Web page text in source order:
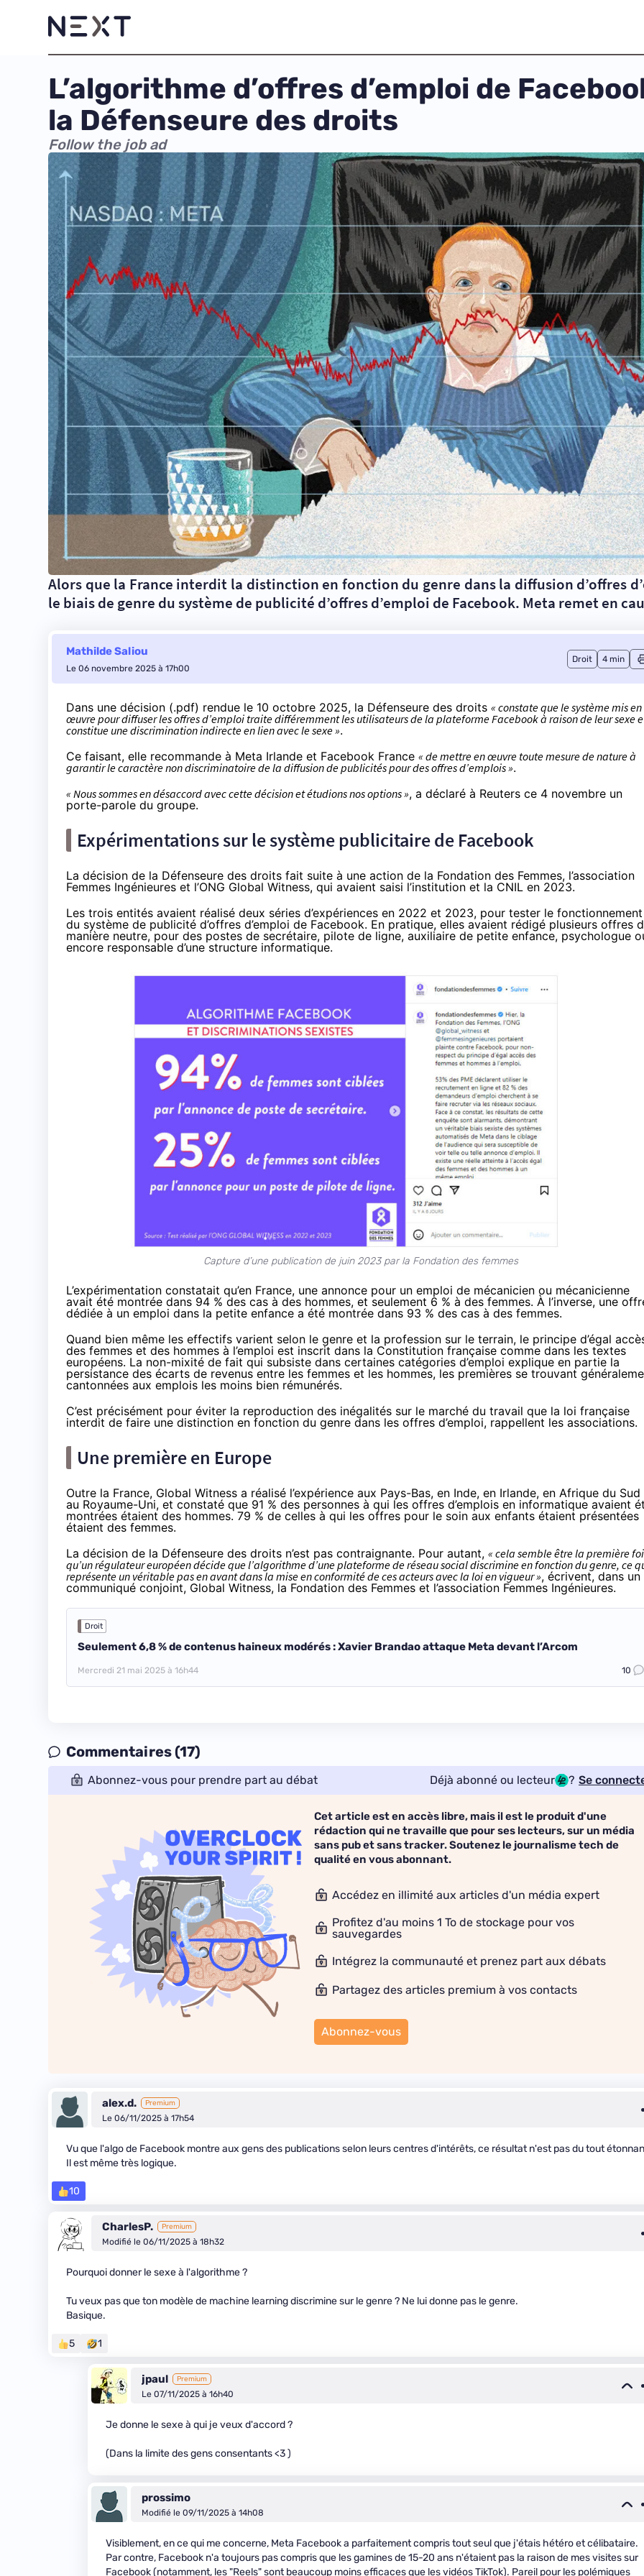
L’algorithme d’offres d’emploi de
la Défenseure des droits
Follow the job ad
Alors que la France interdit la distinction en fonction du genre dans la diffusion d’offres
le biais de genre du système de publicité d’offres d’emploi de Facebook. Meta remet en
Mathilde Saliou
Le 06 novembre 2025 à 17h00
Droit 4 min
Dans une décision (.pdf) rendue le 10 octobre 2025, la Défenseure des droits « constate que le système mis en
œuvre pour diffuser les offres d’emploi traite différemment les utilisateurs de la plateforme Facebook à raison de leur sexe
constitue une discrimination indirecte en lien avec le sexe ».
Ce faisant, elle recommande à Meta Irlande et Facebook France « de mettre en œuvre toute mesure de nature à
garantir le caractère non discriminatoire de la diffusion de publicités pour des offres d’emplois ».
« Nous sommes en désaccord avec cette décision et étudions nos options », a déclaré à Reuters ce 4 novembre un
porte-parole du groupe.
Expérimentations sur le système publicitaire de Facebook
La décision de la Défenseure des droits fait suite à une action de la Fondation des Femmes, l’association
Femmes Ingénieures et l’ONG Global Witness, qui avaient saisi l’institution et la CNIL en 2023.
Les trois entités avaient réalisé deux séries d’expériences en 2022 et 2023, pour tester le fonctionnement
du système de publicité d’offres d’emploi de Facebook. En pratique, elles avaient rédigé plusieurs offres
manière neutre, pour des postes de secrétaire, pilote de ligne, auxiliaire de petite enfance, psychologue
encore responsable d’une structure informatique.
Capture d’une publication de juin 2023 par la Fondation des femmes
L’expérimentation constatait qu’en France, une annonce pour un emploi de mécanicien ou mécanicienne
avait été montrée dans 94 % des cas à des hommes, et seulement 6 % à des femmes. À l’inverse, une
dédiée à un emploi dans la petite enfance a été montrée dans 93 % des cas à des femmes.
Quand bien même les effectifs varient selon le genre et la profession sur le terrain, le principe d’égal
des femmes et des hommes à l’emploi est inscrit dans la Constitution française comme dans les textes
européens. La non-mixité de fait qui subsiste dans certaines catégories d’emploi explique en partie la
persistance des écarts de revenus entre les femmes et les hommes, les premières se trouvant
cantonnées aux emplois les moins bien rémunérés.
C’est précisément pour éviter la reproduction des inégalités sur le marché du travail que la loi française
interdit de faire une distinction en fonction du genre dans les offres d’emploi, rappellent les associations.
Une première en Europe
Outre la France, Global Witness a réalisé l’expérience aux Pays-Bas, en Inde, en Irlande, en Afrique du Sud
au Royaume-Uni, et constaté que 91 % des personnes à qui les offres d’emplois en informatique avaient
montrées étaient des hommes. 79 % de celles à qui les offres pour le soin aux enfants étaient présentées
étaient des femmes.
La décision de la Défenseure des droits n’est pas contraignante. Pour autant, « cela semble être la première
qu’un régulateur européen décide que l’algorithme d’une plateforme de réseau social discrimine en fonction du genre, ce
représente un véritable pas en avant dans la mise en conformité de ces acteurs avec la loi en vigueur », écrivent, dans un
communiqué conjoint, Global Witness, la Fondation des Femmes et l’association Femmes Ingénieures.
Droit
Seulement 6,8 % de contenus haineux modérés : Xavier Brandao attaque Meta devant l’Arcom
Mercredi 21 mai 2025 à 16h44 10
Commentaires (17)
Abonnez-vous pour prendre part au débat Déjà abonné ou lecteur ? Se
Cet article est en accès libre, mais il est le produit d'une
rédaction qui ne travaille que pour ses lecteurs, sur un média
sans pub et sans tracker. Soutenez le journalisme tech de
qualité en vous abonnant.
Accédez en illimité aux articles d'un média expert
Profitez d'au moins 1 To de stockage pour vos
sauvegardes
Intégrez la communauté et prenez part aux débats
Partagez des articles premium à vos contacts
Abonnez-vous
alex.d. Premium
Le 06/11/2025 à 17h54
Vu que l'algo de Facebook montre aux gens des publications selon leurs centres d'intérêts, ce résultat n'est pas du tout
Il est même très logique.
10
CharlesP. Premium
Modifié le 06/11/2025 à 18h32
Pourquoi donner le sexe à l'algorithme ?
Tu veux pas que ton modèle de machine learning discrimine sur le genre ? Ne lui donne pas le genre.
Basique.
5 1
jpaul Premium
Le 07/11/2025 à 16h40
Je donne le sexe à qui je veux d'accord ?
(Dans la limite des gens consentants <3 )
prossimo
Modifié le 09/11/2025 à 14h08
Visiblement, en ce qui me concerne, Meta Facebook a parfaitement compris tout seul que j'étais hétéro et célibataire.
Par contre, Facebook n'a toujours pas compris que les gamines de 15-20 ans n'étaient pas la raison de mes visites sur
Facebook (notamment, les "Reels" sont beaucoup moins efficaces que les vidéos TikTok). Pareil pour les polémiques